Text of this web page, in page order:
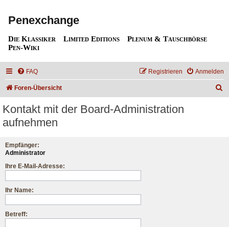
Penexchange
Die Klassiker Limited Editions
Plenum & Tauschbörse
Pen-Wiki
FAQ Anmelden
Registrieren
Foren-Übersicht
Kontakt mit der Board-Administration
aufnehmen
Empfänger:
Administrator
Ihre E-Mail-Adresse:
Ihr Name:
Betreff: